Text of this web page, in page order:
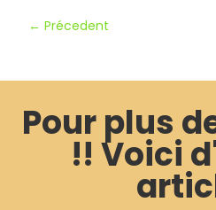
←Précedent
Pour plus
!! Voici